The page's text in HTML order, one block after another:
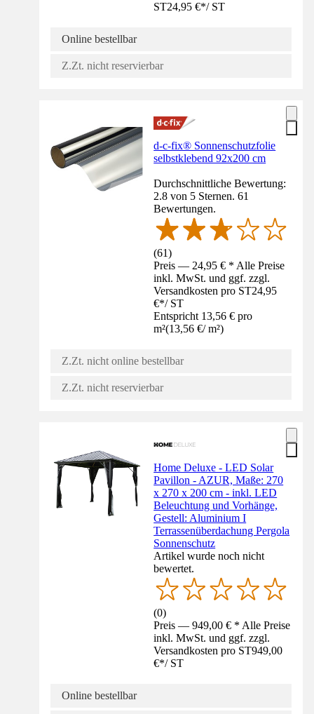
ST24,95 €*/ ST
Online bestellbar
Z.Zt. nicht reservierbar
d-c-fix® Sonnenschutzfolie
selbstklebend 92x200 cm
Durchschnittliche Bewertung:
2.8 von 5 Sternen. 61
Bewertungen.
(61)
Preis — 24,95 € * Alle Preise
inkl. MwSt. und ggf. zzgl.
Versandkosten pro ST24,95
€*/ ST
Entspricht 13,56 € pro
m²(13,56 €/ m²)
Z.Zt. nicht online bestellbar
Z.Zt. nicht reservierbar
Home Deluxe - LED Solar
Pavillon - AZUR, Maße: 270
x 270 x 200 cm - inkl. LED
Beleuchtung und Vorhänge,
Gestell: Aluminium I
Terrassenüberdachung Pergola
Sonnenschutz
Artikel wurde noch nicht
bewertet.
(0)
Preis — 949,00 € * Alle Preise
inkl. MwSt. und ggf. zzgl.
Versandkosten pro ST949,00
€*/ ST
Online bestellbar